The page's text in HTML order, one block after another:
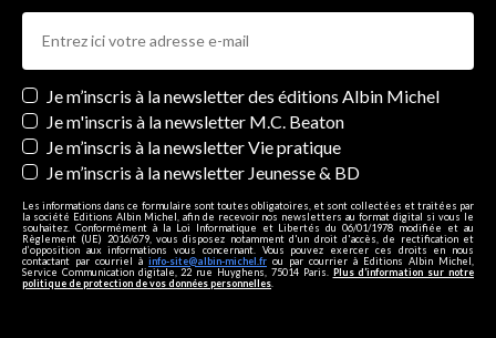
Newsletters
Je m’inscris à la newsletter des éditions Albin Michel
Je m'inscris à la newsletter M.C. Beaton
Je m’inscris à la newsletter Vie pratique
Je m’inscris à la newsletter Jeunesse & BD
Les informations dans ce formulaire sont toutes obligatoires, et sont collectées et traitées par
la société Editions Albin Michel, afin de recevoir nos newsletters au format digital si vous le
souhaitez. Conformément à la Loi Informatique et Libertés du 06/01/1978 modifiée et au
Règlement (UE) 2016/679, vous disposez notamment d'un droit d'accès, de rectification et
d’opposition aux informations vous concernant. Vous pouvez exercer ces droits en nous
contactant par courriel à info-site@albin-michel.fr ou par courrier à Editions Albin Michel,
Service Communication digitale, 22 rue Huyghens, 75014 Paris. Plus d’information sur notre
politique de protection de vos données personnelles